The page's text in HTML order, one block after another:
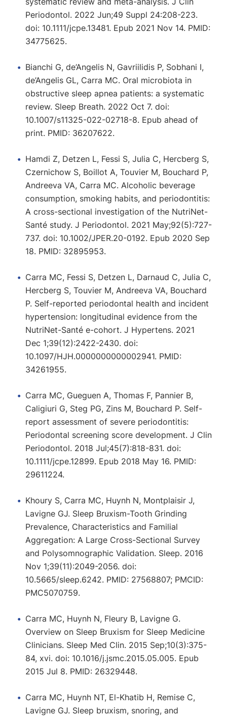
Periodontol. 2022 Jun;49 Suppl 24:208-223.
doi: 10.1111/jcpe.13481. Epub 2021 Nov 14. PMID:
34775625.
Bianchi G, de’Angelis N, Gavriilidis P, Sobhani I,
de’Angelis GL, Carra MC. Oral microbiota in
obstructive sleep apnea patients: a systematic
review. Sleep Breath. 2022 Oct 7. doi:
10.1007/s11325-022-02718-8. Epub ahead of
print. PMID: 36207622.
Hamdi Z, Detzen L, Fessi S, Julia C, Hercberg S,
Czernichow S, Boillot A, Touvier M, Bouchard P,
Andreeva VA, Carra MC. Alcoholic beverage
consumption, smoking habits, and periodontitis:
A cross-sectional investigation of the NutriNet-
Santé study. J Periodontol. 2021 May;92(5):727-
737. doi: 10.1002/JPER.20-0192. Epub 2020 Sep
18. PMID: 32895953.
Carra MC, Fessi S, Detzen L, Darnaud C, Julia C,
Hercberg S, Touvier M, Andreeva VA, Bouchard
P. Self-reported periodontal health and incident
hypertension: longitudinal evidence from the
NutriNet-Santé e-cohort. J Hypertens. 2021
Dec 1;39(12):2422-2430. doi:
10.1097/HJH.0000000000002941. PMID:
34261955.
Carra MC, Gueguen A, Thomas F, Pannier B,
Caligiuri G, Steg PG, Zins M, Bouchard P. Self-
report assessment of severe periodontitis:
Periodontal screening score development. J Clin
Periodontol. 2018 Jul;45(7):818-831. doi:
10.1111/jcpe.12899. Epub 2018 May 16. PMID:
29611224.
Khoury S, Carra MC, Huynh N, Montplaisir J,
Lavigne GJ. Sleep Bruxism-Tooth Grinding
Prevalence, Characteristics and Familial
Aggregation: A Large Cross-Sectional Survey
and Polysomnographic Validation. Sleep. 2016
Nov 1;39(11):2049-2056. doi:
10.5665/sleep.6242. PMID: 27568807; PMCID:
PMC5070759.
Carra MC, Huynh N, Fleury B, Lavigne G.
Overview on Sleep Bruxism for Sleep Medicine
Clinicians. Sleep Med Clin. 2015 Sep;10(3):375-
84, xvi. doi: 10.1016/j.jsmc.2015.05.005. Epub
2015 Jul 8. PMID: 26329448.
Carra MC, Huynh NT, El-Khatib H, Remise C,
Lavigne GJ. Sleep bruxism, snoring, and